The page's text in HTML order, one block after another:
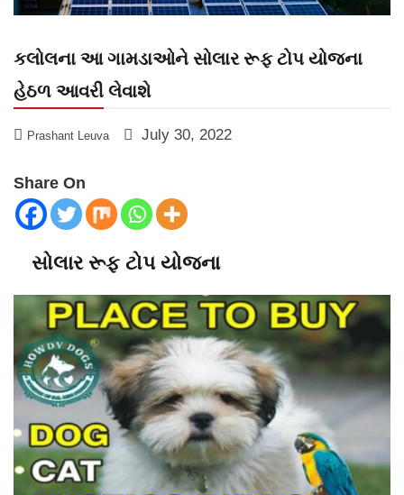
કલોલના આ ગામડાઓને સોલાર રૂફ ટોપ યોજના
હેઠળ આવરી લેવાશે
Prashant Leuva July 30, 2022
Share On
સોલાર રૂફ ટોપ યોજના